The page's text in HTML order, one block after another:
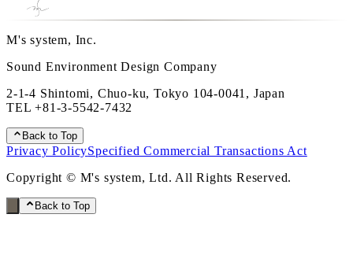
M's system, Inc.
Sound Environment Design Company
2-1-4 Shintomi, Chuo-ku, Tokyo 104-0041, Japan
TEL+81-3-5542-7432
Back to Top
Privacy PolicySpecified Commercial Transactions Act
Copyright © M's system, Ltd. All Rights Reserved.
Back to Top